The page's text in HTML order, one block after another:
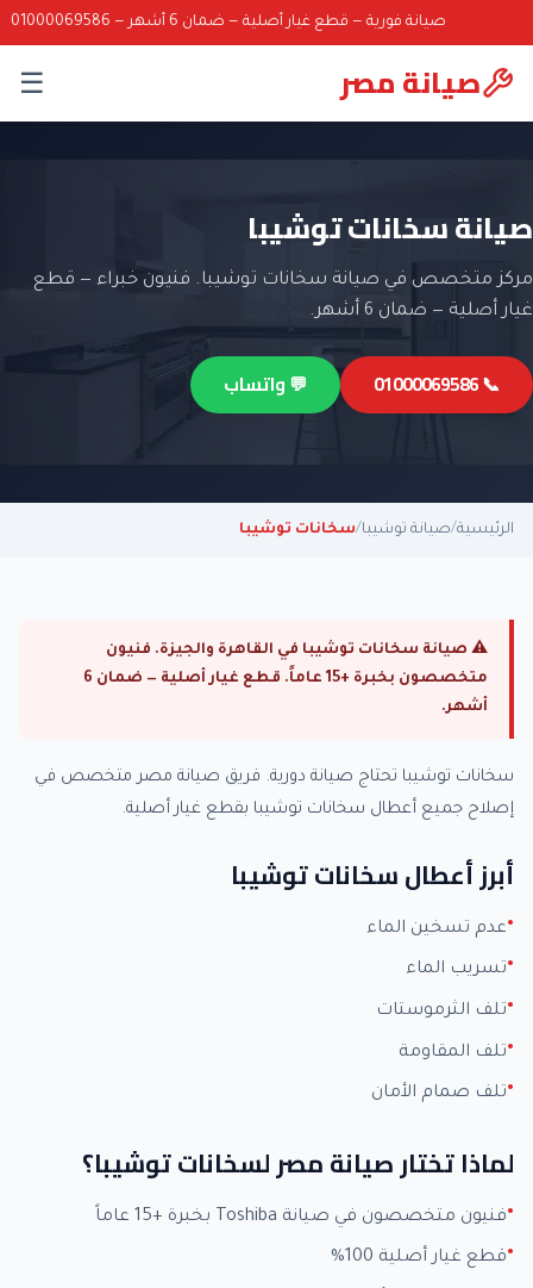
صيانة فورية — قطع غيار أصلية — ضمان 6 أشهر — 01000069586
صيانة مصر ☰
صيانة سخانات توشيبا
مركز متخصص في صيانة سخانات توشيبا. فنيون خبراء — قطع
غيار أصلية — ضمان 6 أشهر.
📞 01000069586 💬 واتساب
الرئيسية/صيانة توشيبا/سخانات توشيبا
⚠ صيانة سخانات توشيبا في القاهرة والجيزة. فنيون
متخصصون بخبرة +15 عاماً. قطع غيار أصلية — ضمان 6
أشهر.
سخانات توشيبا تحتاج صيانة دورية. فريق صيانة مصر متخصص في
إصلاح جميع أعطال سخانات توشيبا بقطع غيار أصلية.
أبرز أعطال سخانات توشيبا
عدم تسخين الماء
تسريب الماء
تلف الثرموستات
تلف المقاومة
تلف صمام الأمان
لماذا تختار صيانة مصر لسخانات توشيبا؟
فنيون متخصصون في صيانة Toshiba بخبرة +15 عاماً
قطع غيار أصلية 100%